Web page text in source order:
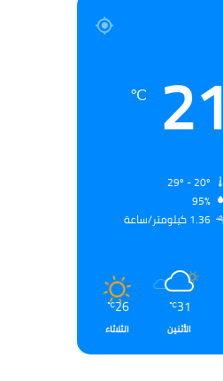
21
℃
95%
1.36 كيلومتر/ساعة
31
℃
الأثنين
26
℃
الثلاثاء